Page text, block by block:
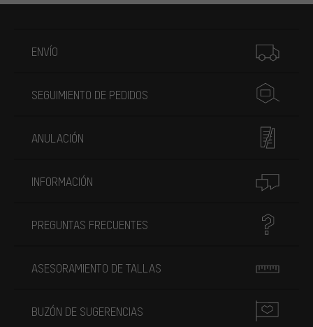
ENVÍO
SEGUIMIENTO DE PEDIDOS
ANULACIÓN
INFORMACIÓN
PREGUNTAS FRECUENTES
ASESORAMIENTO DE TALLAS
BUZÓN DE SUGERENCIAS